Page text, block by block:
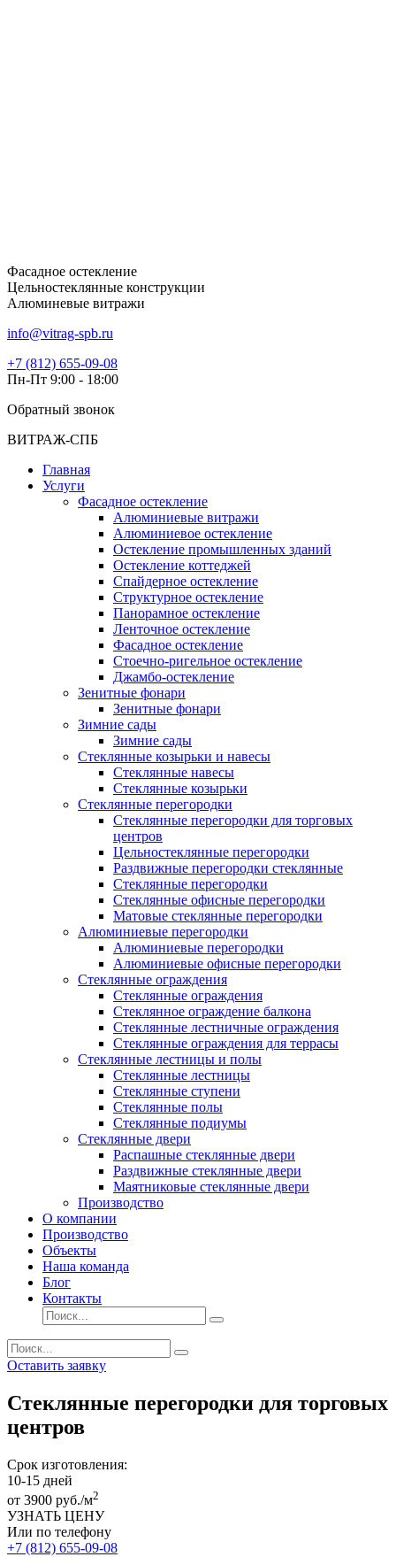
Фасадное остекление
Цельностеклянные конструкции
Алюминевые витражи
info@vitrag-spb.ru
+7 (812) 655-09-08
Пн-Пт 9:00 - 18:00
Обратный звонок
ВИТРАЖ-СПБ
Главная
Услуги
Фасадное остекление
Алюминиевые витражи
Алюминиевое остекление
Остекление промышленных зданий
Остекление коттеджей
Спайдерное остекление
Структурное остекление
Панорамное остекление
Ленточное остекление
Фасадное остекление
Стоечно-ригельное остекление
Джамбо-остекление
Зенитные фонари
Зенитные фонари
Зимние сады
Зимние сады
Стеклянные козырьки и навесы
Стеклянные навесы
Стеклянные козырьки
Стеклянные перегородки
Стеклянные перегородки для торговых
центров
Цельностеклянные перегородки
Раздвижные перегородки стеклянные
Стеклянные перегородки
Стеклянные офисные перегородки
Матовые стеклянные перегородки
Алюминиевые перегородки
Алюминиевые перегородки
Алюминиевые офисные перегородки
Стеклянные ограждения
Стеклянные ограждения
Стеклянное ограждение балкона
Стеклянные лестничные ограждения
Стеклянные ограждения для террасы
Стеклянные лестницы и полы
Стеклянные лестницы
Стеклянные ступени
Стеклянные полы
Стеклянные подиумы
Стеклянные двери
Распашные стеклянные двери
Раздвижные стеклянные двери
Маятниковые стеклянные двери
Производство
О компании
Производство
Объекты
Наша команда
Блог
Контакты
Оставить заявку
Стеклянные перегородки для торговых
центров
Срок изготовления:
10-15 дней
от 3900 руб./м2
УЗНАТЬ ЦЕНУ
Или по телефону
+7 (812) 655-09-08